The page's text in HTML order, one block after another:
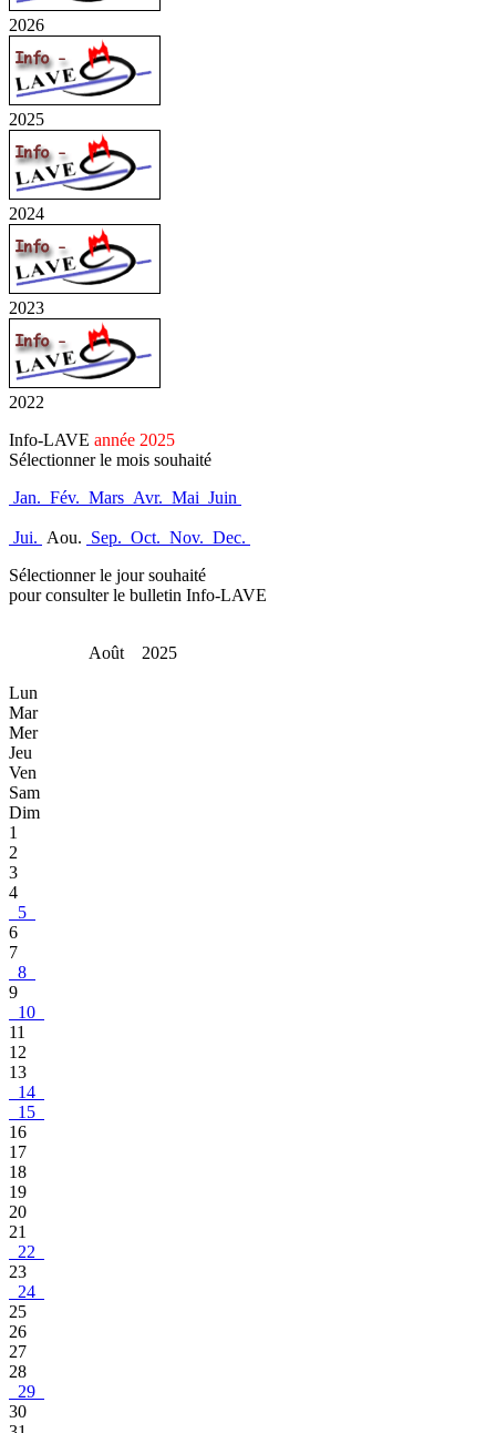
2026
2025
2024
2023
2022
Info-LAVE année 2025
Sélectionner le mois souhaité
Jan. Fév. Mars Avr. Mai Juin
Jui. Aou. Sep. Oct. Nov. Dec.
Sélectionner le jour souhaité
pour consulter le bulletin Info-LAVE
Août 2025
Lun
Mar
Mer
Jeu
Ven
Sam
Dim
1
2
3
4
5
6
7
8
9
10
11
12
13
14
15
16
17
18
19
20
21
22
23
24
25
26
27
28
29
30